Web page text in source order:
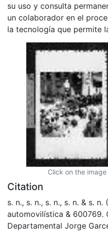
su uso y consulta
un colaborador en el
la tecnología que permite
Click on the
Citation
s. n., s. n., s. n., s. n. & s.
automovilística & 600769.
Departamental Jorge